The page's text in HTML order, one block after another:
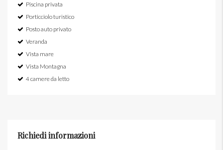
Piscina privata
Porticciolo turistico
Posto auto privato
Veranda
Vista mare
Vista Montagna
4 camere da letto
Richiedi informazioni